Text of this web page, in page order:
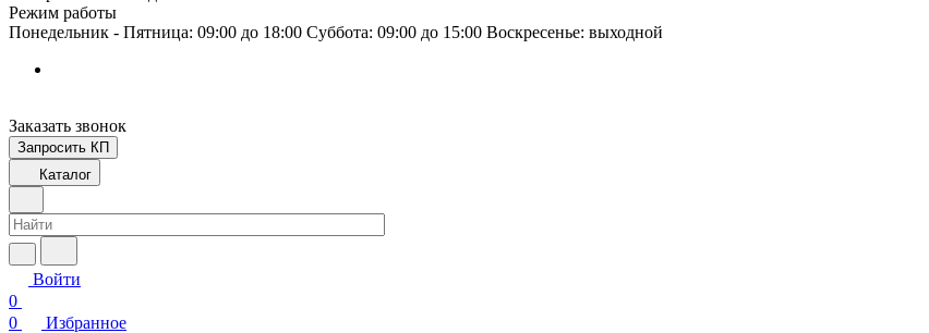
Режим работы
Понедельник - Пятница: 09:00 до 18:00 Суббота: 09:00 до 15:00 Воскресенье: выходной
Заказать звонок
Запросить КП
Каталог
Войти
0
0
Избранное